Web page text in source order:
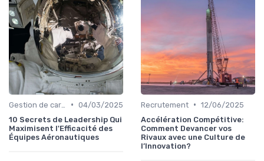
• 04/03/2025
10 Secrets de Leadership Qui
Maximisent l'Efficacité des
Équipes Aéronautiques
Recrutement • 12/06/2025
Accélération Compétitive:
Comment Devancer vos
Rivaux avec une Culture de
l’Innovation?